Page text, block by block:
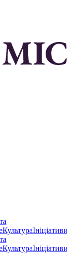
Культура
Культура